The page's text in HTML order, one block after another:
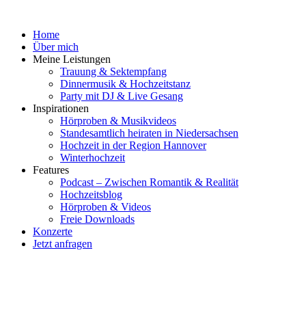
wechselnHome
Über mich
Meine Leistungen
Trauung & Sektempfang
Dinnermusik & Hochzeitstanz
Party mit DJ & Live Gesang
Inspirationen
Hörproben & Musikvideos
Standesamtlich heiraten in Niedersachsen
Hochzeit in der Region Hannover
Winterhochzeit
Features
Podcast – Zwischen Romantik & Realität
Hochzeitsblog
Hörproben & Videos
Freie Downloads
Konzerte
Jetzt anfragen